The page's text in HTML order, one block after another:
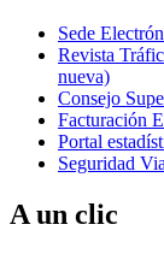
Sede
Revista
nueva)
Consejo
Facturación
Portal
Seguridad
A un clic